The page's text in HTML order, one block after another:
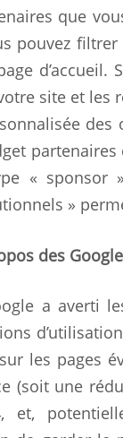
que
pouvez
site et les
« sponsor
»
des
a averti
les pages
(soit une
et,